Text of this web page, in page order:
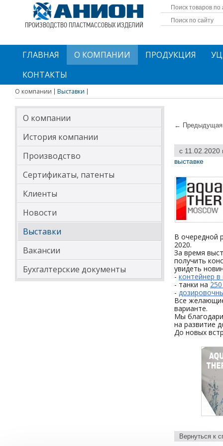
ПРОИЗВОДСТВО ПЛАСТМАССОВЫХ ИЗДЕЛИЙ
ГЛАВНАЯ О КОМПАНИИ ПРОДУКЦИЯ
КОНТАКТЫ
О компании Выставки
О компании
История компании
Производство
Сертификаты, патенты
Клиенты
Новости
Выставки
Вакансии
Бухгалтерские документы
← Предыдущая
с 11.02.2020
выставке
В очередной
2020.
За время
получить
увидеть
- контейнер в
- танки на
-
Все
варианте.
Мы
на развитие
До новых
Вернуться к